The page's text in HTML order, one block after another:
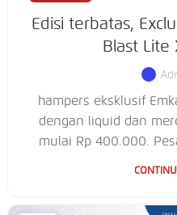
Edisi terbatas,
Blast Lite
hampers eksklusif
dengan liquid dan
mulai Rp 400.000.